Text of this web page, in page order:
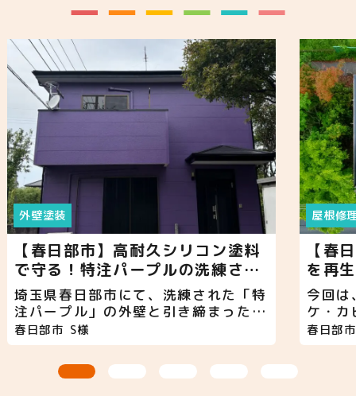
外壁塗装
【春日部市】高耐久シリコン塗料
で守る！特注パープルの洗練され
た外壁塗装！
埼玉県春日部市にて、洗練された「特
注パープル」の外壁と引き締まった
「ブラック」の付帯部を組み合わせ
た、唯一無二の気品漂う外壁塗装が完
了いたしました。 施主様こだわりの
特注カラーを主役に据えつつ、耐候性
春日部市 S様
屋根修
【春
を再
ッシ
今回は
ケ・カ
アル（
いまし
春日部市